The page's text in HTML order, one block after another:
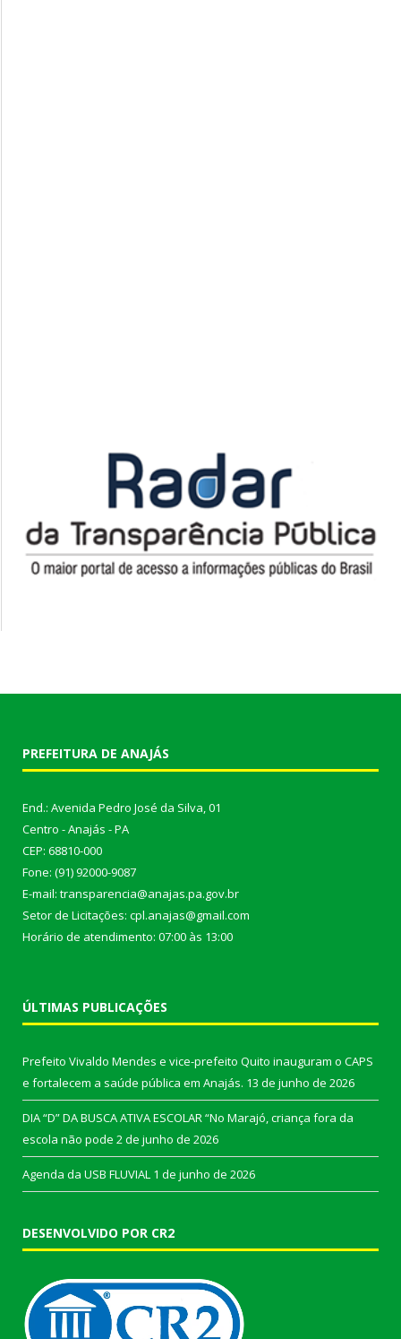
PREFEITURA DE ANAJÁS
End.: Avenida Pedro José da Silva, 01
Centro - Anajás - PA
CEP: 68810-000
Fone: (91) 92000-9087
E-mail: transparencia@anajas.pa.gov.br
Setor de Licitações: cpl.anajas@gmail.com
Horário de atendimento: 07:00 às 13:00
ÚLTIMAS PUBLICAÇÕES
Prefeito Vivaldo Mendes e vice-prefeito Quito inauguram o CAPS
e fortalecem a saúde pública em Anajás. 13 de junho de 2026
DIA “D” DA BUSCA ATIVA ESCOLAR “No Marajó, criança fora da
escola não pode 2 de junho de 2026
Agenda da USB FLUVIAL 1 de junho de 2026
DESENVOLVIDO POR CR2